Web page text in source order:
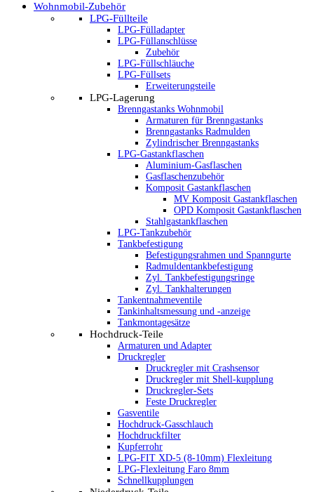
Wohnmobil-Zubehör
LPG-Füllteile
LPG-Fülladapter
LPG-Füllanschlüsse
Zubehör
LPG-Füllschläuche
LPG-Füllsets
Erweiterungsteile
LPG-Lagerung
Brenngastanks Wohnmobil
Armaturen für Brenngastanks
Brenngastanks Radmulden
Zylindrischer Brenngastanks
LPG-Gastankflaschen
Aluminium-Gasflaschen
Gasflaschenzubehör
Komposit Gastankflaschen
MV Komposit Gastankflaschen
OPD Komposit Gastankflaschen
Stahlgastankflaschen
LPG-Tankzubehör
Tankbefestigung
Befestigungsrahmen und Spanngurte
Radmuldentankbefestigung
Zyl. Tankbefestigungsringe
Zyl. Tankhalterungen
Tankentnahmeventile
Tankinhaltsmessung und -anzeige
Tankmontagesätze
Hochdruck-Teile
Armaturen und Adapter
Druckregler
Druckregler mit Crashsensor
Druckregler mit Shell-kupplung
Druckregler-Sets
Feste Druckregler
Gasventile
Hochdruck-Gasschlauch
Hochdruckfilter
Kupferrohr
LPG-FIT XD-5 (8-10mm) Flexleitung
LPG-Flexleitung Faro 8mm
Schnellkupplungen